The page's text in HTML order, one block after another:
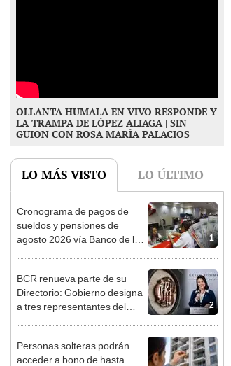
OLLANTA HUMALA EN VIVO RESPONDE Y
LA TRAMPA DE LÓPEZ ALIAGA | SIN
GUION CON ROSA MARÍA PALACIOS
LO MÁS VISTO LO ÚLTIMO
1
Cronograma de pagos de
sueldos y pensiones de
agosto 2026 vía Banco de la
2
BCR renueva parte de su
Directorio: Gobierno designa
a tres representantes del
Personas solteras podrán
acceder a bono de hasta